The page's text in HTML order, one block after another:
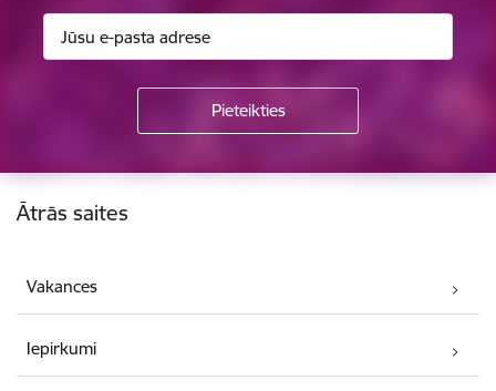
Kājene
Ātrās saites
Vakances
Iepirkumi